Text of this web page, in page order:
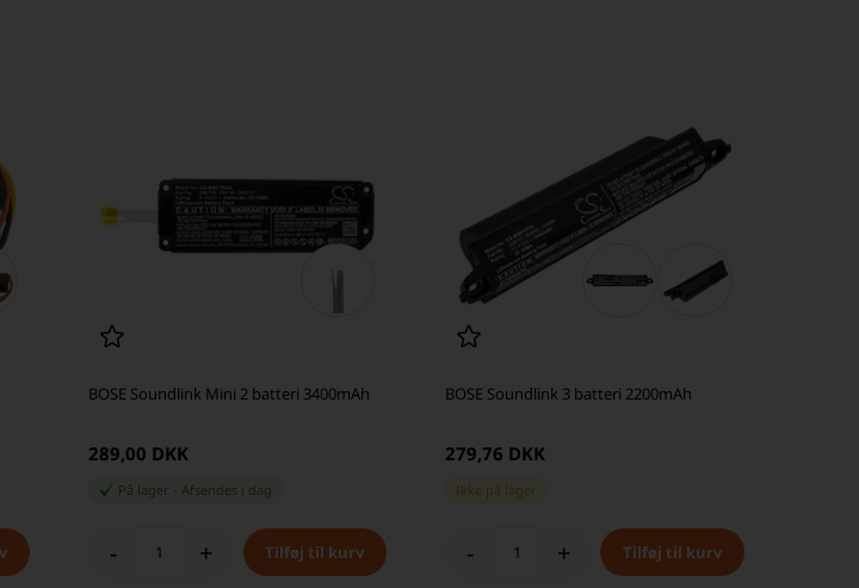
BOSE Soundlink Mini 2 batteri 3400mAh
289,00 DKK
På lager Afsendes i dag
- +
BOSE Soundlink 3 batteri 2200mAh
279,76 DKK
Ikke på lager
- +